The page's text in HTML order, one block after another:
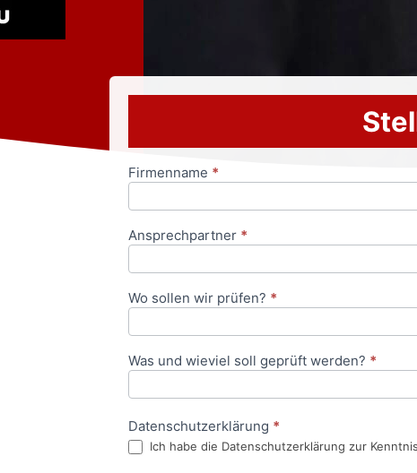
Anfrageformular
Firmenname *
Ansprechpartner *
Wo sollen wir prüfen? *
Was und wieviel soll geprüft werden? *
Datenschutzerklärung *
Ich habe die Datenschutzerklärung zur